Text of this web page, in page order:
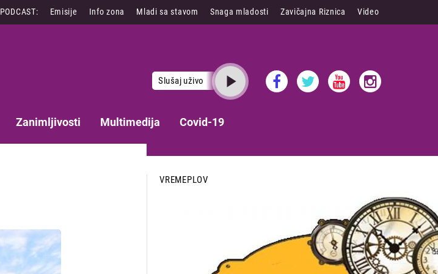
PODCAST: Emisije Info zona Mladi sa stavom Snaga mladosti Zavičajna Riznica Video
Slušaj uživo
Zanimljivosti Multimedija Covid-19
VREMEPLOV